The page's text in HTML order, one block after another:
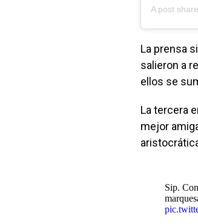
A post
La prensa
salieron a
ellos se
La tercera
mejor
Sip.